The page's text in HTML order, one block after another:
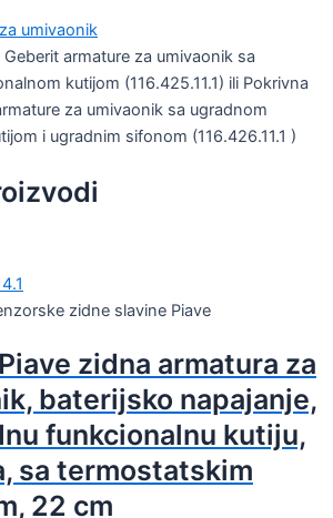
umivaonik
armature za umivaonik sa
kutijom (116.425.11.1) ili Pokrivna
za umivaonik sa ugradnom
i ugradnim sifonom (116.426.11.1 )
zidne slavine Piave
zidna armatura za
baterijsko napajanje,
funkcionalnu kutiju,
sa termostatskim
22 cm